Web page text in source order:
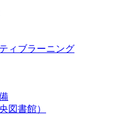
ィブラーニング
図書館）